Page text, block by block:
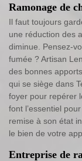
Ramonage de
Il faut toujours
une réduction des
diminue. Pensez-
fumée ? Artisan
des bonnes
qui se siège dans
foyer pour repérer
font l’essentiel
remise à son état
le bien de votre
Entreprise de